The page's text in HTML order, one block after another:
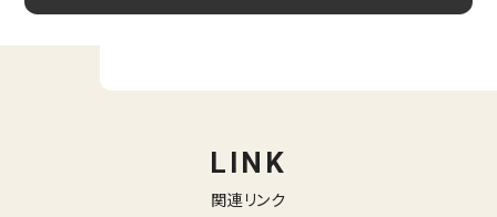
LINK
関連リンク